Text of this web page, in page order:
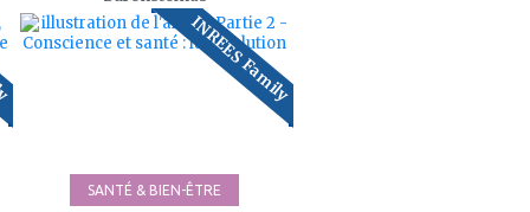
ajouter
à
mes
INREES Family
SANTÉ & BIEN-ÊTRE